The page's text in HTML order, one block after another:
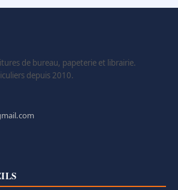
de bureau, papeterie et librairie.
depuis 2010.